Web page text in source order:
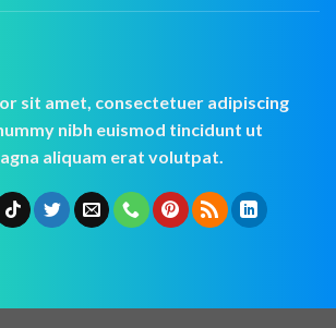
sit amet, consectetuer adipiscing
nibh euismod tincidunt ut
aliquam erat volutpat.